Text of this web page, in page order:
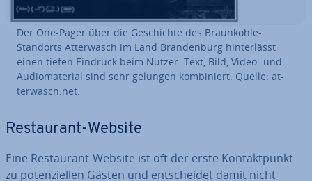
Der One-Pager über die Ge­schich­te des Braun­koh­le-
Standorts At­ter­wasch im Land Bran­den­burg hin­ter­lässt
einen tiefen Eindruck beim Nutzer. Text, Bild, Video- und
Au­dio­ma­te­ri­al sind sehr gelungen kom­bi­niert. Quelle: at­
ter­wasch.net.
Re­stau­rant-Website
Eine Re­stau­rant-Website ist oft der erste Kon­takt­punkt
zu po­ten­zi­el­len Gästen und ent­schei­det damit nicht